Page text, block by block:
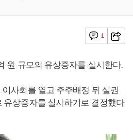
1
원 규모의 유상증자를 실시한다.
사회를 열고 주주배정 뒤 실권
유상증자를 실시하기로 결정했다